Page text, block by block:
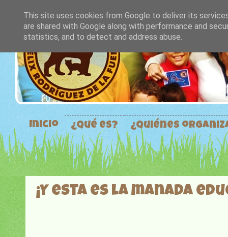
Inicio ¿Qué es? ¿Quiénes
¡Y esta es la manada
This site uses cookies from Google to deliver its
are shared with Google along with performance and
statistics, and to detect and address abuse.